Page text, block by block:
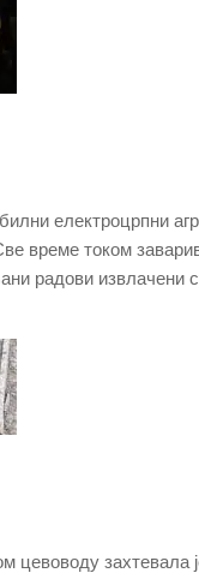
електроцрпни
време током
радови извлачени
цевоводу захтевала